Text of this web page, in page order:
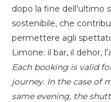
dopo la fine dell'ultimo
sostenibile, che
permettere agli
Limone: il bar, il dehor,
Each booking is valid
journey. In the case of
same evening, the